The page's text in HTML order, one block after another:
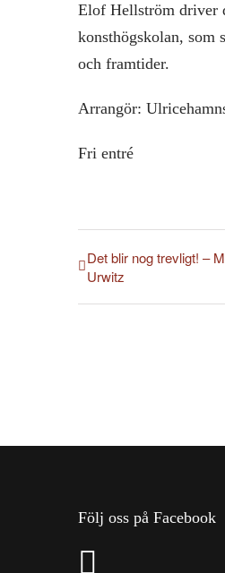
Elof Hellström driver
konsthögskolan, som
och framtider.
Arrangör:
Fri entré
Det blir nog trevligt! –
Urwitz
Följ oss på Facebook